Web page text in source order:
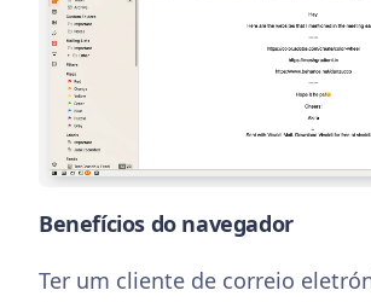
Benefícios do navegador
Ter um cliente de correio